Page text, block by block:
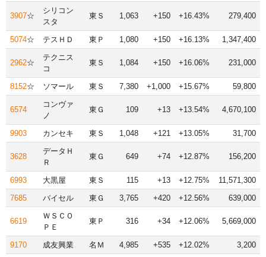
3907☆
シリコン
スタ
東Ｓ 1,063 +150 +16.43% 279,400
5074☆ テスＨＤ 東Ｐ 1,080 +150 +16.13% 1,347,400
2962☆
テクニス
コ
東Ｓ 1,084 +150 +16.06% 231,000
8152☆ ソマール 東Ｓ 7,380 +1,000 +15.67% 59,800
6574
コンヴァ
ノ
東Ｇ 109 +13 +13.54% 4,670,100
9903 カンセキ 東Ｓ 1,048 +121 +13.05% 31,700
3628
データＨ
Ｒ
東Ｇ 649 +74 +12.87% 156,200
6993 大黒屋 東Ｓ 115 +13 +12.75%
11,571,300
7685
バイセル 東Ｇ 3,765 +420 +12.56% 639,000
6619
ＷＳＣＯ
ＰＥ
東Ｐ 316 +34 +12.06% 5,669,000
9170 成友興業 名Ｍ 4,985 +535 +12.02% 3,200